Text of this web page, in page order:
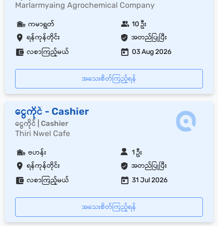
Marlarmyaing Agrochemical Company
ရန်ကုန်တိုင်း အတည်ပြုပြီး
ကမာရွတ် 10 ဦး
လစာကြည့်မယ် 03 Aug 2026
အသေးစိတ်ကြည့်ရန်
ငွေကိုင် - Cashier
ငွေကိုင် | Cashier
Thiri Nwel Cafe
ရန်ကုန်တိုင်း အတည်ပြုပြီး
ဗဟန်း 1 ဦး
လစာကြည့်မယ် 31 Jul 2026
အသေးစိတ်ကြည့်ရန်